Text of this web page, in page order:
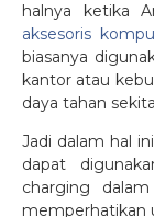
halnya ketika
aksesoris
biasanya
kantor atau
daya tahan
Jadi dalam hal
dapat
charging
memperhatikan